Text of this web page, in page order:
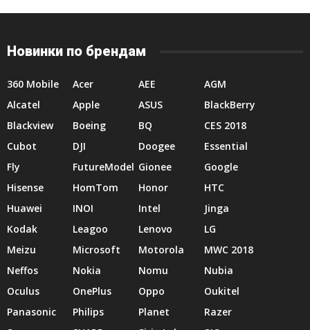
Новинки по брендам
360 Mobile Acer AEE
AGM
Alcatel
Apple ASUS
BlackBerry
Blackview
Boeing BQ
CES 2018
Cubot
DJI Doogee
Essential
Fly
FutureModel Gionee
Google
Hisense
HomTom Honor
HTC
Huawei
INOI Intel
Jinga
Kodak
Leagoo Lenovo
LG
Meizu
Microsoft Motorola
MWC 2018
Neffos
Nokia Nomu
Nubia
Oculus
OnePlus Oppo
Oukitel
Panasonic
Philips Planet
Razer